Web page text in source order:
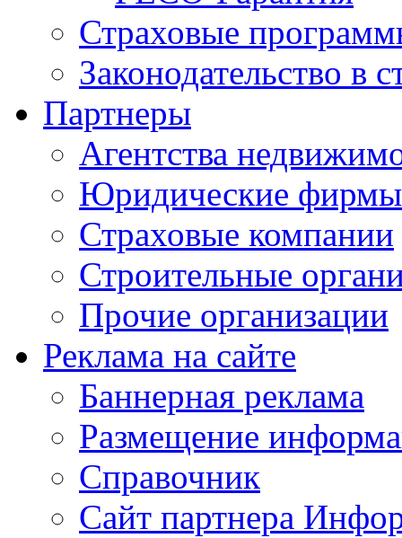
Страховые
Законодательство в
Партнеры
Агентства
Юридические фирмы
Страховые компании
Строительные
Прочие организации
Реклама на сайте
Баннерная реклама
Размещение
Справочник
Сайт партнера